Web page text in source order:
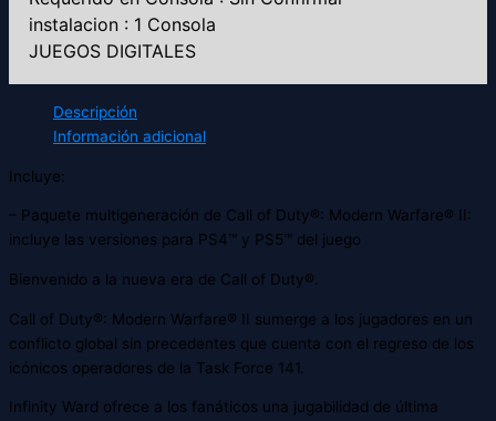
instalacion : 1 Consola
JUEGOS DIGITALES
Descripción
Información adicional
Incluye:
– Paquete multigeneración de Call of Duty®: Modern Warfare® II:
incluye las versiones para PS4™ y PS5™ del juego
Bienvenido a la nueva era de Call of Duty®.
Call of Duty®: Modern Warfare® II sumerge a los jugadores en un
conflicto global sin precedentes que cuenta con el regreso de los
icónicos operadores de la Task Force 141.
Infinity Ward ofrece a los fanáticos una jugabilidad de última